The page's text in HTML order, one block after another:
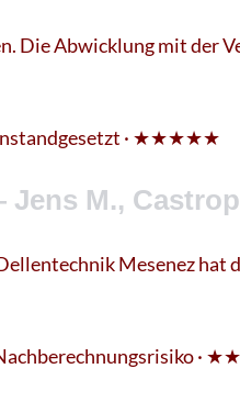
Die Abwicklung mit der
· ★★★★★
M.,
Mesenez
·